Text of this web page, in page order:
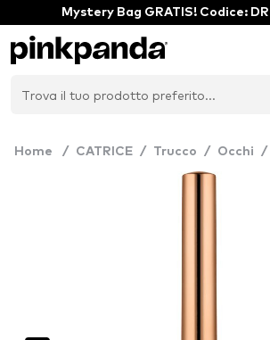
Mystery Bag GRATIS! Codice:
Home / CATRICE / Trucco / Occhi /